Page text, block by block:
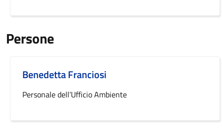
Persone
Benedetta Franciosi
Personale dell’Ufficio Ambiente